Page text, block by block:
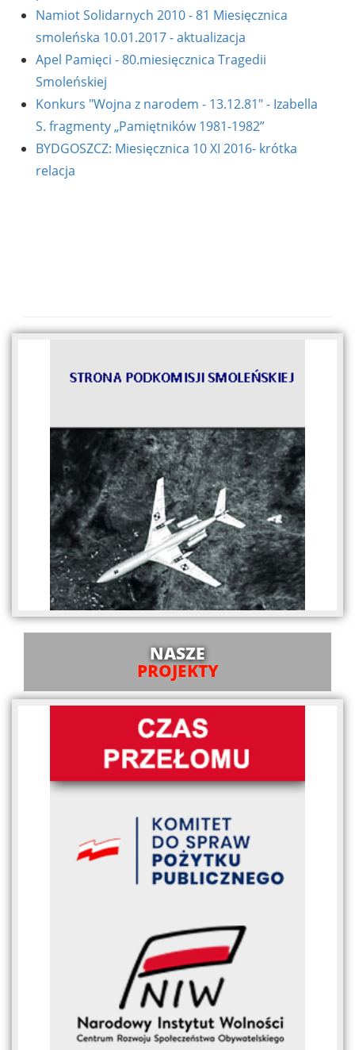
Namiot Solidarnych 2010 - 81 Miesięcznica
smoleńska 10.01.2017 - aktualizacja
Apel Pamięci - 80.miesięcznica Tragedii
Smoleńskiej
Konkurs "Wojna z narodem - 13.12.81" - Izabella
S. fragmenty „Pamiętników 1981-1982”
BYDGOSZCZ: Miesięcznica 10 XI 2016- krótka
relacja
NASZE
PROJEKTY